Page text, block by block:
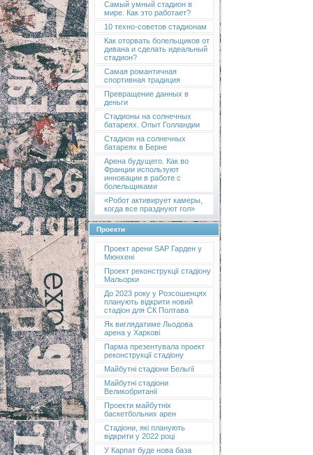
Самый умный стадион в
мире. Как это работает?
10 техно-советов стадионам
Как оторвать болельщиков от
дивана и сделать идеальный
стадион?
Самая романтичная
спортивная традиция
Превращение данных в
деньги
Стадионы на солнечных
батареях. Опыт Голландии
Стадион на солнечных
батареях в Берне
Арена будущего. Как во
Франции используют
инновации в работе с
болельщиками
«Робот активирует камеры,
когда все празднуют гол»
Проекти
Проект арени SAP Гарден у
Мюнхені
Проект реконструкції стадіону
Мальорки
До 2023 року у Розсошенцях
планують відкрити новий
стадіон для СК Полтава
Як виглядатиме Льодова
арена у Харкові
Парма презентувала проект
реконструкції стадіону
Майбутні стадіони Бельгії
Майбутні стадіони
Великобританії
Проекти майбутніх
баскетбольних арен
Стадіони, які планують
відкрити у 2022 році
У Карпат буде нова база